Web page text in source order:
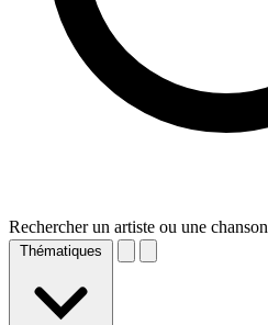
Rechercher un artiste ou une chanson
Thématiques